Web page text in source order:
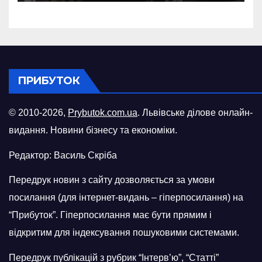
російського БПЛА
ПРИБУТОК
© 2010-2026, Prybutok.com.ua. Львівське ділове онлайн-
видання. Новини бізнесу та економіки.
Редактор: Василь Скріба
Передрук новин з сайту дозволяється за умови
посилання (для інтернет-видань – гіперпосилання) на
“Прибуток”. Гіперпосилання має бути прямим і
відкритим для індексування пошуковими системами.
Передрук публікацій з рубрик “Інтерв’ю”, “Статті”